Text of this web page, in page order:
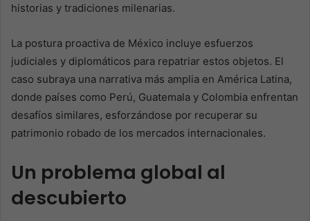
historias y tradiciones milenarias.
La postura proactiva de México incluye esfuerzos
judiciales y diplomáticos para repatriar estos objetos. El
caso subraya una narrativa más amplia en América Latina,
donde países como Perú, Guatemala y Colombia enfrentan
desafíos similares, esforzándose por recuperar su
patrimonio robado de los mercados internacionales.
Un problema global al
descubierto